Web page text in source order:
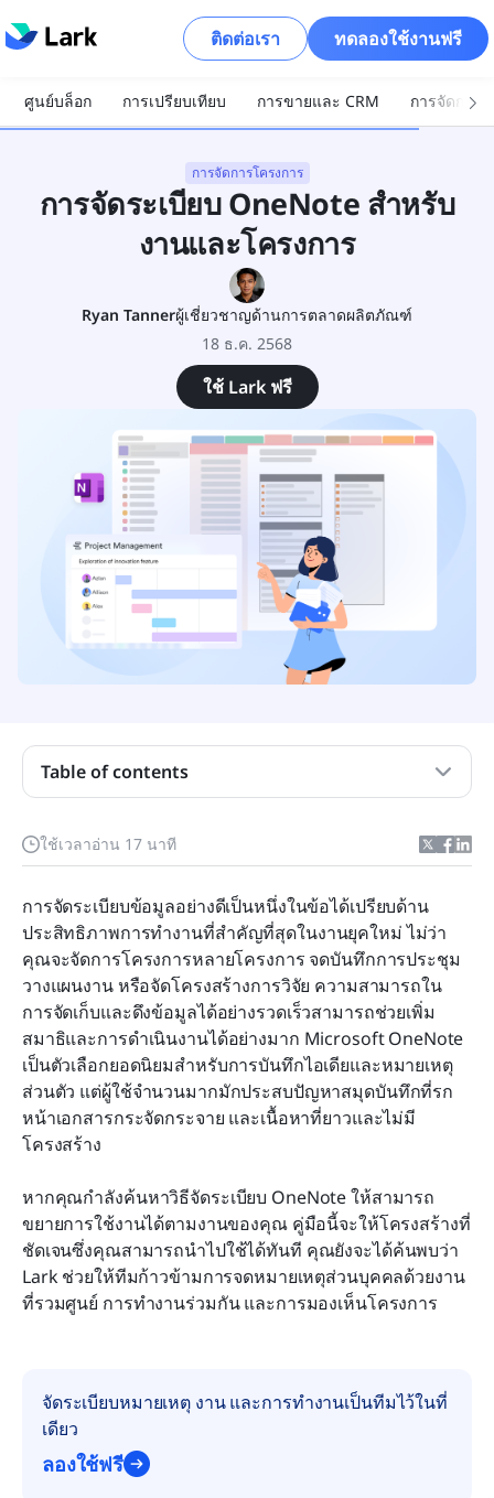
ติดต่อเรา ทดลองใช้งานฟรี
ศูนย์บล็อก การเปรียบเทียบ การขายและ CRM การจัดการ
การจัดการโครงการ
การจัดระเบียบ OneNote สำหรับ
งานและโครงการ
Ryan Tannerผู้เชี่ยวชาญด้านการตลาดผลิตภัณฑ์
18 ธ.ค. 2568
ใช้ Lark ฟรี
ใช้เวลาอ่าน 17 นาที
การจัดระเบียบข้อมูลอย่างดีเป็นหนึ่งในข้อได้เปรียบด้าน
ประสิทธิภาพการทำงานที่สำคัญที่สุดในงานยุคใหม่ ไม่ว่า
คุณจะจัดการโครงการหลายโครงการ จดบันทึกการประชุม
วางแผนงาน หรือจัดโครงสร้างการวิจัย ความสามารถใน
การจัดเก็บและดึงข้อมูลได้อย่างรวดเร็วสามารถช่วยเพิ่ม
สมาธิและการดำเนินงานได้อย่างมาก Microsoft OneNote
เป็นตัวเลือกยอดนิยมสำหรับการบันทึกไอเดียและหมายเหตุ
ส่วนตัว แต่ผู้ใช้จำนวนมากมักประสบปัญหาสมุดบันทึกที่รก
หน้าเอกสารกระจัดกระจาย และเนื้อหาที่ยาวและไม่มี
โครงสร้าง
หากคุณกำลังค้นหาวิธีจัดระเบียบ OneNote ให้สามารถ
ขยายการใช้งานได้ตามงานของคุณ คู่มือนี้จะให้โครงสร้างที่
ชัดเจนซึ่งคุณสามารถนำไปใช้ได้ทันที คุณยังจะได้ค้นพบว่า
Lark ช่วยให้ทีมก้าวข้ามการจดหมายเหตุส่วนบุคคลด้วยงาน
ที่รวมศูนย์ การทำงานร่วมกัน และการมองเห็นโครงการ
จัดระเบียบหมายเหตุ งาน และการทำงานเป็นทีมไว้ในที่
เดียว
ลองใช้ฟรี
Table of contents
ทำไมการจัดระเบียบ OneNote จึงมีความสำคัญ
วิธีจัดระเบียบ OneNote สำหรับการทำงาน
วิธีจัดระเบียบ OneNote สำหรับการจัดการโครงการ
พบกับ Lark: วิธีที่ชาญฉลาดกว่าในการจัดระเบียบงาน
และโครงการ
รายการตรวจสอบอย่างรวดเร็วของ Lark เทียบกับ
OneNote
บทสรุป
คำถามที่พบบ่อย
การอ่านที่เกี่ยวข้อง